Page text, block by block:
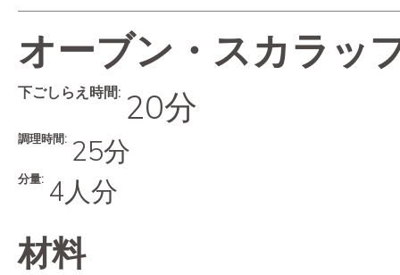
オーブン・スカラ
下ごしらえ時間: 20分
調理時間: 25分
分量: 4人分
材料